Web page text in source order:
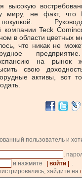
высокую
миру, не факт, что
Teck
в области цветных
что никак не
на рынок
свою
активы, вот
пользователь и
,
и нажмите
| войти |
зайдите на